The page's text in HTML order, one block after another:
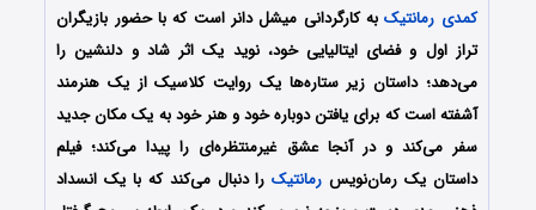
کمدی رمانتیکبه کارگردانی میشل دانر است که با حضور بازیگران
تراز اول و فضای ایتالیایی خود، نوید یک اثر شاد و دلنشین را
می‌دهد؛ داستان زیر ستاره‌ها یک روایت کلاسیک از یک هنرمند
آشفته است که برای یافتن دوباره خود و هنر خود به یک مکان جدید
سفر می‌کند و در آنجا عشق غیرمنتظره‌ای را پیدا می‌کند؛ فیلم
داستان یک رمان‌نویس رمانتیکرا دنبال می‌کند که با یک انسداد